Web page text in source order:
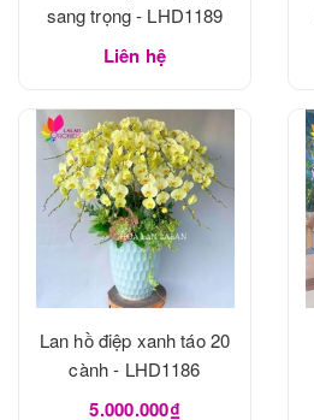
sang trọng - LHD1189
Liên hệ
Lan hồ điệp xanh táo 20
cành - LHD1186
5.000.000₫